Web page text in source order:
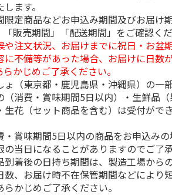
【冷凍】北海道 冷
やしぜんざい 3種6
本セット
5.0（3）
4,860円
(送料・税込)
の新食感くずバー
5.0（3）
3,400円
(送料・税込)
万
＆
ます。
定商品などお申込み期間及びお届け
「販売期間」「配送期間」をご確認くだ
注文状況、お届けまでに祝日・お盆
に不備等があった場合、お届けに日数
らかじめご了承ください。
（東京都・鹿児島県・沖縄県）の一
（消費・賞味期間5日以内）・生鮮品
生花（セット商品を含む）は受付がで
賞味期間5日以内の商品をお申込み
の当日になることがありますのでご了
着後の日持ち期間は、製造工場から
数、お届け時不在保管期間などにより
らかじめご了承ください。